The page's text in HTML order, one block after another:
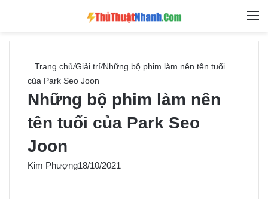
Tìm
Trang chủ/Giải trí/Những bộ phim làm nên tên tuổi
của Park Seo Joon
Những bộ phim làm nên
tên tuổi của Park Seo
Joon
Kim Phượng18/10/2021